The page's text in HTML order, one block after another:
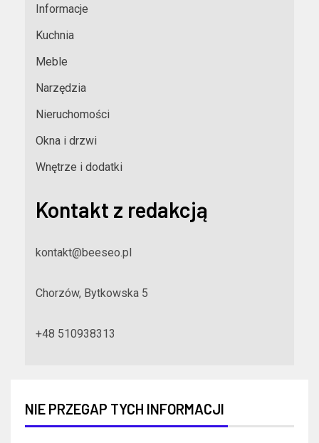
Informacje
Kuchnia
Meble
Narzędzia
Nieruchomości
Okna i drzwi
Wnętrze i dodatki
Kontakt z redakcją
kontakt@beeseo.pl
Chorzów, Bytkowska 5
+48 510938313
NIE PRZEGAP TYCH INFORMACJI